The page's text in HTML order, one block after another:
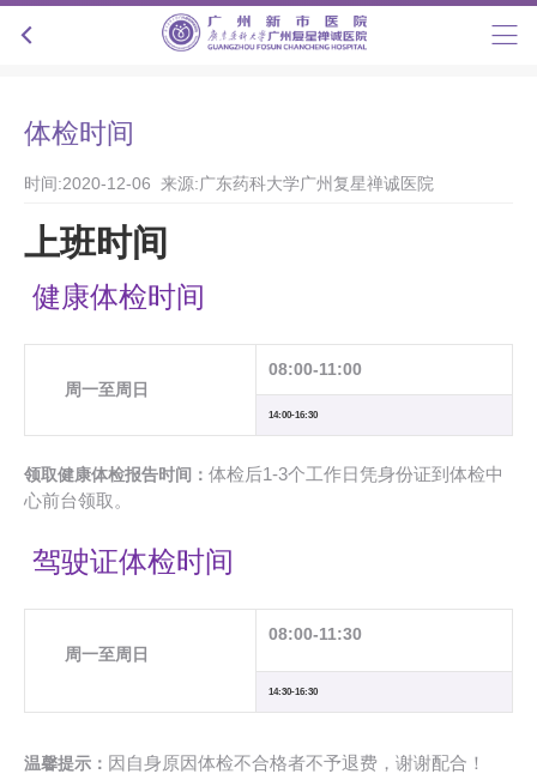
体检时间
时间:2020-12-06 来源:广东药科大学广州复星禅诚医院
上班时间
健康体检时间
周一至周日
08:00-11:00
14:00-16:30
领取健康体检报告时间： 体检后1-3个工作日凭身份证到体检中
心前台领取。
驾驶证体检时间
周一至周日
08:00-11:30
14:30-16:30
温馨提示： 因自身原因体检不合格者不予退费，谢谢配合！